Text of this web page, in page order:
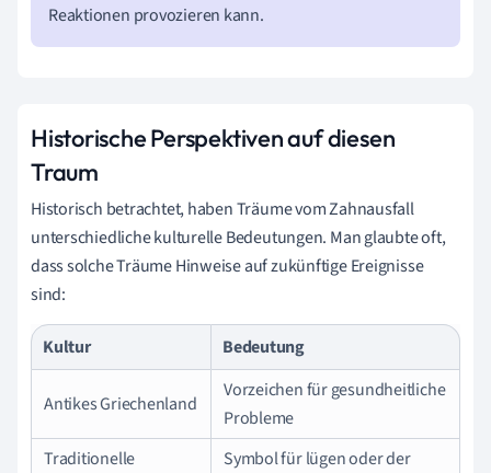
Reaktionen provozieren kann.
Historische Perspektiven auf diesen
Traum
Historisch betrachtet, haben Träume vom Zahnausfall
unterschiedliche kulturelle Bedeutungen. Man glaubte oft,
dass solche Träume Hinweise auf zukünftige Ereignisse
sind:
Kultur Bedeutung
Antikes Griechenland
Vorzeichen für gesundheitliche
Probleme
Traditionelle
Symbol für lügen oder der